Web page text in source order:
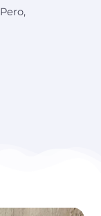
Pero,